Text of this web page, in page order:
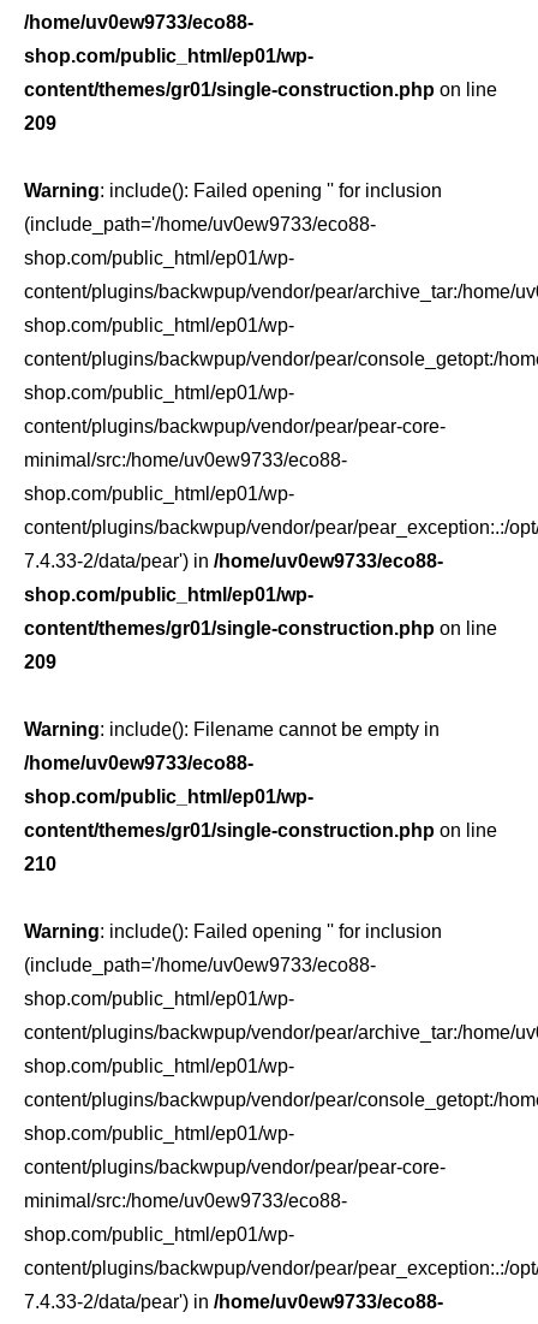
/home/uv0ew9733/eco88-
shop.com/public_html/ep01/wp-
content/themes/gr01/single-construction.php on line
209
Warning: include(): Failed opening '' for inclusion
(include_path='/home/uv0ew9733/eco88-
shop.com/public_html/ep01/wp-
content/plugins/backwpup/vendor/pear/archive_tar:/home/
shop.com/public_html/ep01/wp-
content/plugins/backwpup/vendor/pear/console_getopt:/
shop.com/public_html/ep01/wp-
content/plugins/backwpup/vendor/pear/pear-core-
minimal/src:/home/uv0ew9733/eco88-
shop.com/public_html/ep01/wp-
content/plugins/backwpup/vendor/pear/pear_exception:.:/
7.4.33-2/data/pear') in /home/uv0ew9733/eco88-
shop.com/public_html/ep01/wp-
content/themes/gr01/single-construction.php on line
209
Warning: include(): Filename cannot be empty in
/home/uv0ew9733/eco88-
shop.com/public_html/ep01/wp-
content/themes/gr01/single-construction.php on line
210
Warning: include(): Failed opening '' for inclusion
(include_path='/home/uv0ew9733/eco88-
shop.com/public_html/ep01/wp-
content/plugins/backwpup/vendor/pear/archive_tar:/home/
shop.com/public_html/ep01/wp-
content/plugins/backwpup/vendor/pear/console_getopt:/
shop.com/public_html/ep01/wp-
content/plugins/backwpup/vendor/pear/pear-core-
minimal/src:/home/uv0ew9733/eco88-
shop.com/public_html/ep01/wp-
content/plugins/backwpup/vendor/pear/pear_exception:.:/
7.4.33-2/data/pear') in /home/uv0ew9733/eco88-